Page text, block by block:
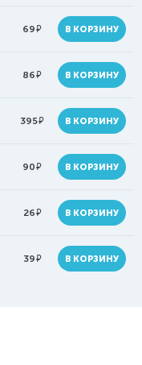
69руб. В КОРЗИНУ
86руб. В КОРЗИНУ
395руб. В КОРЗИНУ
90руб. В КОРЗИНУ
26руб. В КОРЗИНУ
39руб. В КОРЗИНУ